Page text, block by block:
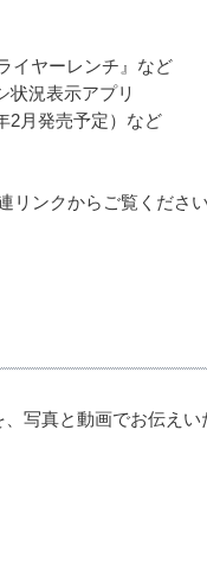
イヤーレンチ』など
状況表示アプリ
2月発売予定）など
ンクからご覧ください
写真と動画でお伝えい